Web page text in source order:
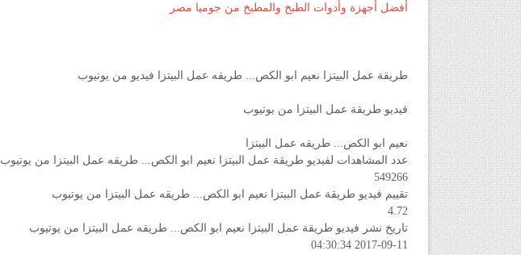
أفضل أجهزة وأدوات الطبخ والمطبخ من جوميا مصر
طريقة عمل البيتزا نعيم ابو الكص... طريقه عمل البيتزا فيديو من يوتيوب
فيديو طريقة عمل البيتزا من يوتيوب
نعيم ابو الكص... طريقه عمل البيتزا
عدد المشاهدات لفيديو طريقة عمل البيتزا نعيم ابو الكص... طريقه عمل البيتزا من يوتيوب
549266
تقييم فيديو طريقة عمل البيتزا نعيم ابو الكص... طريقه عمل البيتزا من يوتيوب
4.72
تاريخ نشر فيديو طريقة عمل البيتزا نعيم ابو الكص... طريقه عمل البيتزا من يوتيوب
2017-09-11 04:30:34